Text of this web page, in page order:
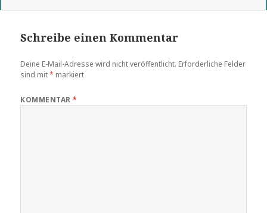
Schreibe einen Kommentar
Deine E-Mail-Adresse wird nicht veröffentlicht. Erforderliche Felder
sind mit* markiert
KOMMENTAR*